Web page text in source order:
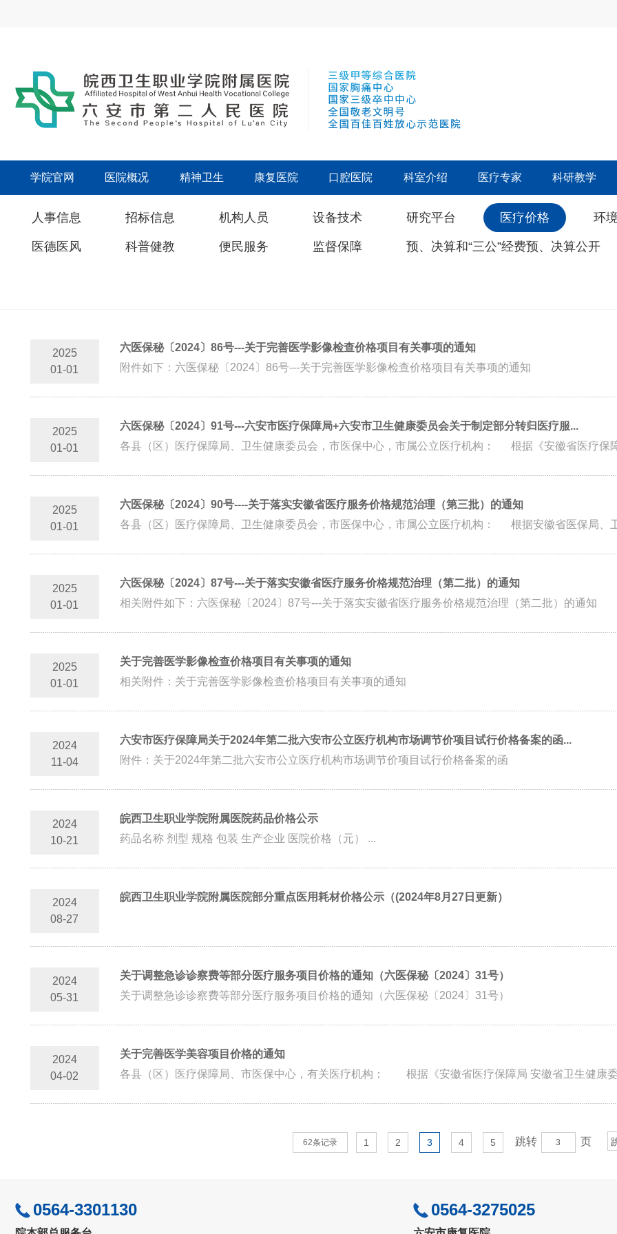
学院官网 医院概况 精神卫生 康复医院 口腔医院 科室介绍 医疗专家 科研教学
人事信息 招标信息 机构人员 设备技术 研究平台 医疗价格 环
医德医风 科普健教 便民服务 监督保障 预、决算和“三公”经费预、决算公开
2025
01-01
六医保秘〔2024〕86号---关于完善医学影像检查价格项目有关事项的通知
附件如下：六医保秘〔2024〕86号---关于完善医学影像检查价格项目有关事项的通知
2025
01-01
六医保秘〔2024〕91号---六安市医疗保障局+六安市卫生健康委员会关于制定部分转归医疗服...
各县（区）医疗保障局、卫生健康委员会，市医保中心，市属公立医疗机构： 根据
2025
01-01
六医保秘〔2024〕90号----关于落实安徽省医疗服务价格规范治理（第三批）的通知
各县（区）医疗保障局、卫生健康委员会，市医保中心，市属公立医疗机构： 根据安
2025
01-01
六医保秘〔2024〕87号---关于落实安徽省医疗服务价格规范治理（第二批）的通知
相关附件如下：六医保秘〔2024〕87号---关于落实安徽省医疗服务价格规范治理（第二批）的通知
2025
01-01
关于完善医学影像检查价格项目有关事项的通知
相关附件：关于完善医学影像检查价格项目有关事项的通知
2024
11-04
六安市医疗保障局关于2024年第二批六安市公立医疗机构市场调节价项目试行价格备案的函...
附件：关于2024年第二批六安市公立医疗机构市场调节价项目试行价格备案的函
2024
10-21
皖西卫生职业学院附属医院药品价格公示
药品名称 剂型 规格 包装 生产企业 医院价格（元） ...
2024
08-27
皖西卫生职业学院附属医院部分重点医用耗材价格公示（(2024年8月27日更新）
2024
05-31
关于调整急诊诊察费等部分医疗服务项目价格的通知（六医保秘〔2024〕31号）
关于调整急诊诊察费等部分医疗服务项目价格的通知（六医保秘〔2024〕31号）
2024
04-02
关于完善医学美容项目价格的通知
各县（区）医疗保障局、市医保中心，有关医疗机构： 根据《安徽省医疗保障局 安徽省卫生健康
62条记录 1 2 3 4 5 跳转 页
0564-3301130 0564-3275025